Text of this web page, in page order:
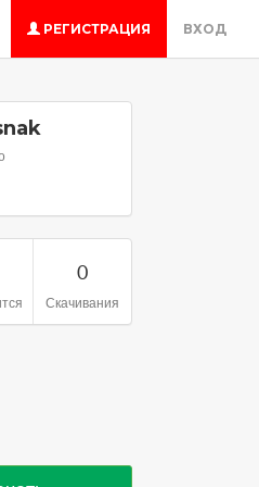
РЕГИСТРАЦИЯ ВХОД
0
Скачивания